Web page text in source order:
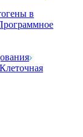
в
Клеточная